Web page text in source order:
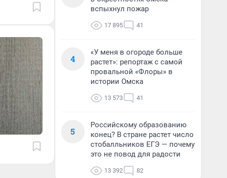
вспыхнул пожар
17 895 41
4
«У меня в огороде больше
растет»: репортаж с самой
провальной «Флоры» в
истории Омска
13 573 41
5
Российскому образованию
конец? В стране растет число
стобалльников ЕГЭ — почему
это не повод для радости
13 392 82